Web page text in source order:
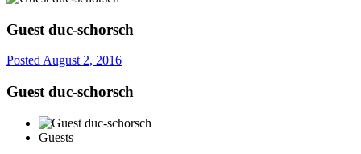
Guest duc-schorsch
PostedAugust 2, 2016
Guest duc-schorsch
Guests